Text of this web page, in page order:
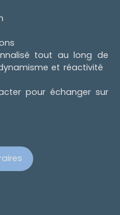
tout au long de
et réactivité
pour échanger sur